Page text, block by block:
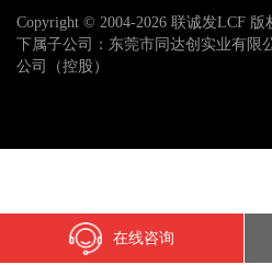
Copyright © 2004-2026 联诚发LCF 版
下属子公司：东莞市同达创实业有限
公司（控股）
在线咨询